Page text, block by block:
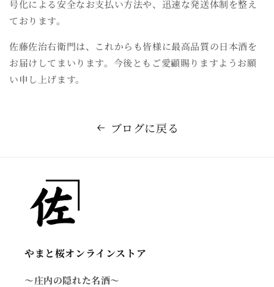
号化による安全なお支払い方法や、迅速な発送体制を整え
ております。
佐藤佐治右衛門は、これからも皆様に最高品質の日本酒を
お届けしてまいります。今後ともご愛顧賜りますようお願
い申し上げます。
ブログに戻る
やまと桜オンラインストア
〜庄内の隠れた名酒～